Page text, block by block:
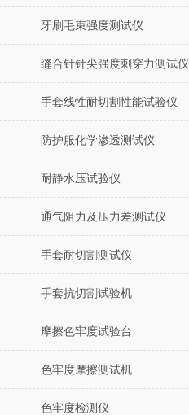
牙刷毛束强度测试仪
缝合针针尖强度刺穿力测试仪
手套线性耐切割性能试验仪
防护服化学渗透测试仪
耐静水压试验仪
通气阻力及压力差测试仪
手套耐切割测试仪
手套抗切割试验机
摩擦色牢度试验台
色牢度摩擦测试机
色牢度检测仪